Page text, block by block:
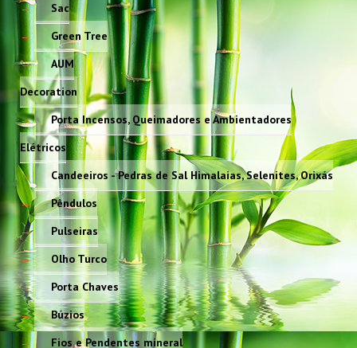
Sac
Green Tree
AUM
Decoration
Porta Incensos, Queimadores e Ambientadores
Elétricos
Candeeiros - Pedras de Sal Himalaias, Selenites, Orixás
Pêndulos
Pulseiras
Olho Turco
Porta Chaves
Búzios
Fios e Pendentes mineral